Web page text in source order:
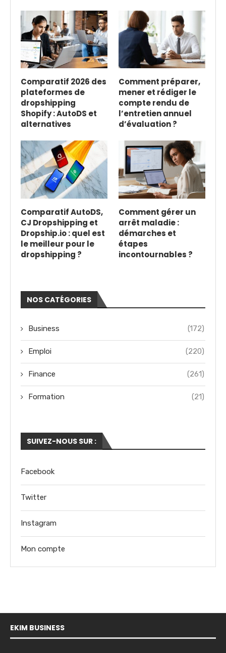
Comparatif 2026 des
plateformes de
dropshipping
Shopify : AutoDS et
alternatives
Comment préparer,
mener et rédiger le
compte rendu de
l’entretien annuel
d’évaluation ?
Comparatif AutoDS,
CJ Dropshipping et
Dropship.io : quel est
le meilleur pour le
dropshipping ?
Comment gérer un
arrêt maladie :
démarches et
étapes
incontournables ?
NOS CATÉGORIES
Business (172)
Emploi (220)
Finance (261)
Formation (21)
SUIVEZ-NOUS SUR :
Facebook
Twitter
Instagram
Mon compte
EKIM BUSINESS